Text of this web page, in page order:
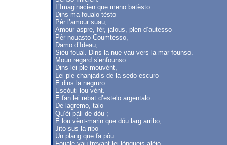
L’Imaginacien que meno batèsto
Dins ma foualo tèsto
Pèr l’amour suau,
Amour aspre, fèr, jalous, plen d’autesso
Pèr nouasto Coumtesso,
Damo d’Ideau,
Siéu foual. Dins la nue vau vers la mar founso.
Moun regard s’enfounso
Dins lei ple mouvènt,
Lei ple chanjadis de la sedo escuro
E dins la negruro
Escóuti lou vènt.
E fan lei rebat d’estelo argentalo
De lagremo, talo
Qu’èi pàli de dòu ;
E lou vènt-marin que dóu larg arribo,
Jito sus la ribo
Un plang que fa pòu.